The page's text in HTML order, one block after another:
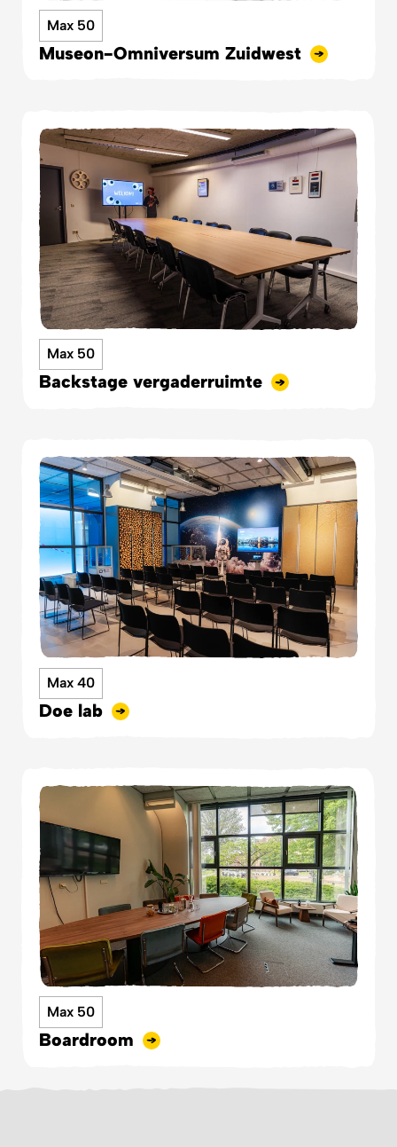
Max 50
Museon-Omniversum Zuidwest
Max 50
Backstage vergaderruimte
Max 40
Doe lab
Max 50
Boardroom